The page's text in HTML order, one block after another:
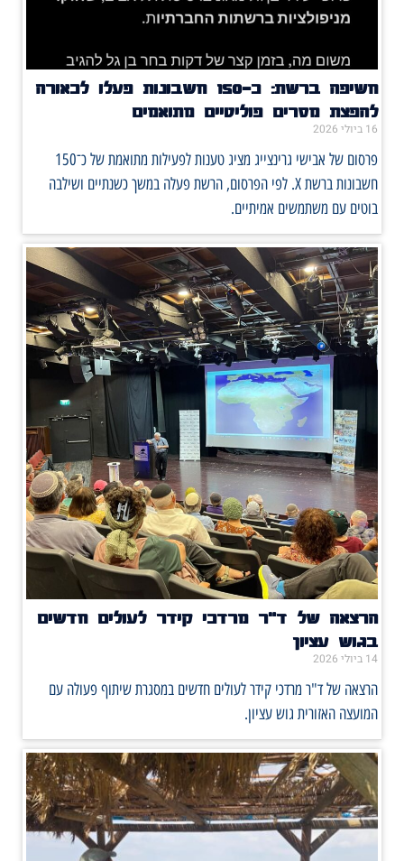
חשיפה ברשת: כ־150 חשבונות פעלו לכאורה
להפצת מסרים פוליטיים מתואמים
16 ביולי 2026
פרסום של אבישי גרינצייג מציג טענות לפעילות מתואמת של כ־150
חשבונות ברשת X. לפי הפרסום, הרשת פעלה במשך כשנתיים ושילבה
בוטים עם משתמשים אמיתיים.
הרצאה של ד"ר מרדכי קידר לעולים חדשים
בגוש עציון
14 ביולי 2026
הרצאה של ד"ר מרדכי קידר לעולים חדשים במסגרת שיתוף פעולה עם
המועצה האזורית גוש עציון.